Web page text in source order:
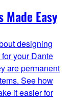
Made Easy
designing
your Dante
are permanent
See how
it easier for